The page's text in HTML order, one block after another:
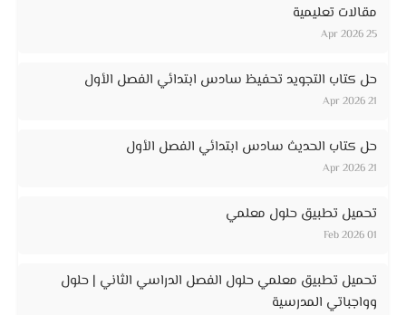
مقالات تعليمية
25 Apr 2026
حل كتاب التجويد تحفيظ سادس ابتدائي الفصل الأول
21 Apr 2026
حل كتاب الحديث سادس ابتدائي الفصل الأول
21 Apr 2026
تحميل تطبيق حلول معلمي
01 Feb 2026
تحميل تطبيق معلمي حلول الفصل الدراسي الثاني | حلول
وواجباتي المدرسية